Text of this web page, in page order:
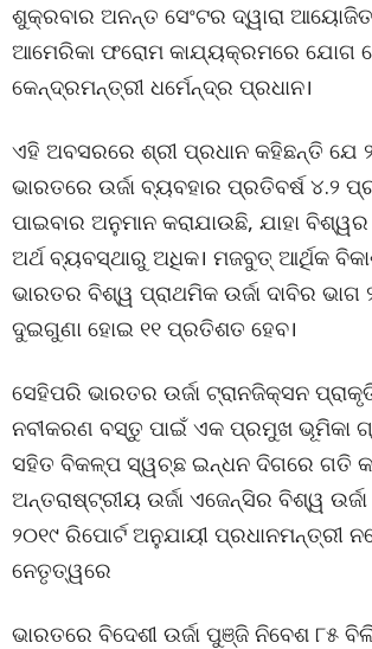
ଶୁକ୍ରବାର ଅନନ୍ତ ସେଂଟର ଦ୍ୱାରା
ଆମେରିକା ଫରୋମ କାଯ୍ୟକ୍ରମରେ ଯୋଗ
କେନ୍ଦ୍ରମନ୍ତ୍ରୀ ଧର୍ମେନ୍ଦ୍ର ପ୍ରଧାନ।
ଏହି ଅବସରରେ ଶ୍ରୀ ପ୍ରଧାନ କହିଛନ୍ତି ଯେ
ଭାରତରେ ଉର୍ଜା ବ୍ୟବହାର ପ୍ରତିବର୍ଷ ୪.୨
ପାଇବାର ଅନୁମାନ କରାଯାଉଛି, ଯାହା
ଅର୍ଥ ବ୍ୟବସ୍ଥାରୁ ଅଧିକ। ମଜବୁତ୍ ଆର୍ଥିକ
ଭାରତର ବିଶ୍ୱ ପ୍ରାଥମିକ ଉର୍ଜା ଦାବିର ଭାଗ
ଦୁଇଗୁଣା ହୋଇ ୧୧ ପ୍ରତିଶତ ହେବ।
ସେହିପରି ଭାରତର ଉର୍ଜା ଟ୍ରାନଜିକ୍ସନ
ନବୀକରଣ ବସ୍ତୁ ପାଇଁ ଏକ ପ୍ରମୁଖ ଭୂମିକା
ସହିତ ବିକଳ୍ପ ସ୍ୱଚ୍ଛ ଇନ୍ଧନ ଦିଗରେ ଗତି
ଅନ୍ତରାଷ୍ଟ୍ରୀୟ ଉର୍ଜା ଏଜେନ୍ସିର ବିଶ୍ୱ
୨୦୧୯ ରିପୋର୍ଟ ଅନୁଯାୟୀ ପ୍ରଧାନମନ୍ତ୍ରୀ
ନେତୃତ୍ୱରେ
ଭାରତରେ ବିଦେଶୀ ଉର୍ଜା ପୁଞ୍ଜି ନିବେଶ ୮୫